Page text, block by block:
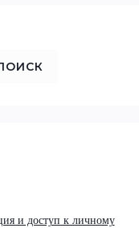
и доступ к личному